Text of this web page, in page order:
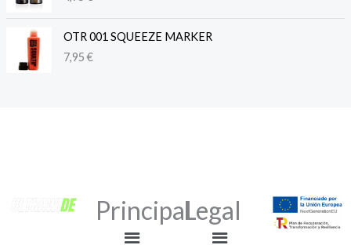
OTR 001 SQUEEZE MARKER
7,95€
Principal
Menú
Legal
Menú